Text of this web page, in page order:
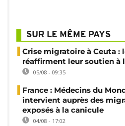
SUR LE MÊME PAYS
Crise migratoire à Ceuta :
réaffirment leur soutien à
05/08 - 09:35
France : Médecins du
intervient auprès des
exposés à la canicule
04/08 - 17:02